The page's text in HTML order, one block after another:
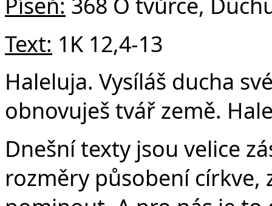
Text: 1K 12,4-13
Haleluja. Vysíláš ducha
obnovuješ tvář země.
Dnešní texty jsou velice
rozměry působení církve,